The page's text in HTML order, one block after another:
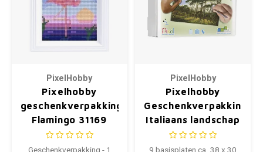
PixelHobby
Pixelhobby
geschenkverpakking
Flamingo 31169
PixelHobby
Pixelhobby
Geschenkverpakking
Italiaans landschap
met parasoldennen
Voogd